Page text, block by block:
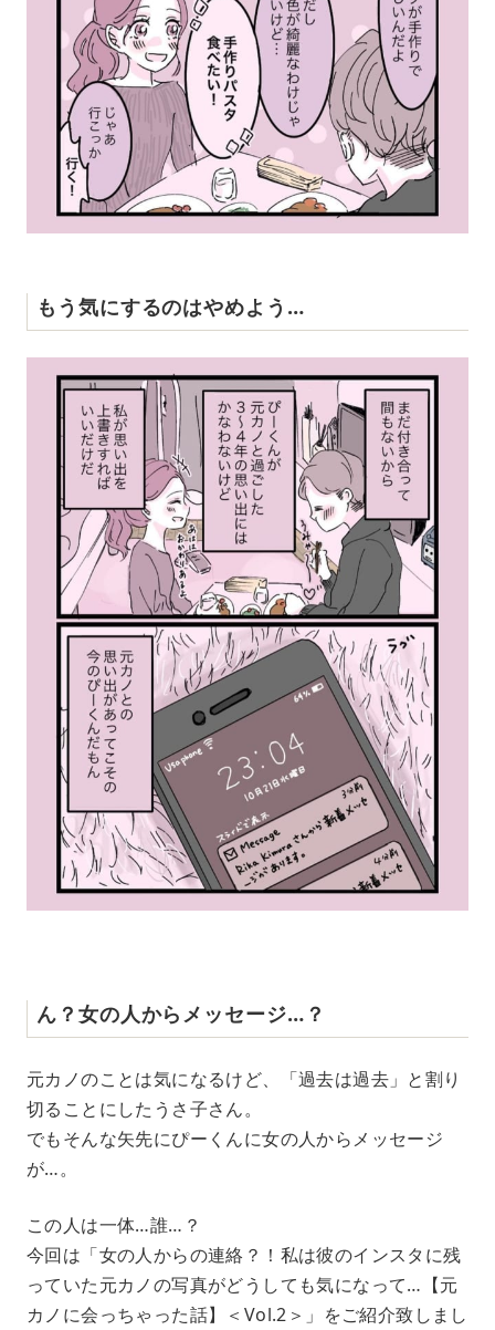
もう気にするのはやめよう…
ん？女の人からメッセージ…？
元カノのことは気になるけど、「過去は過去」と割り
切ることにしたうさ子さん。
でもそんな矢先にぴーくんに女の人からメッセージ
が…。
この人は一体…誰…？
今回は「女の人からの連絡？！私は彼のインスタに残
っていた元カノの写真がどうしても気になって…【元
カノに会っちゃった話】＜Vol.2＞」をご紹介致しまし